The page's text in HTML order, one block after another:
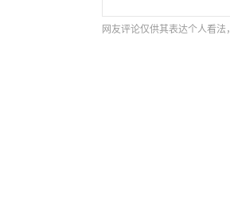
网友评论仅供其表达个人看